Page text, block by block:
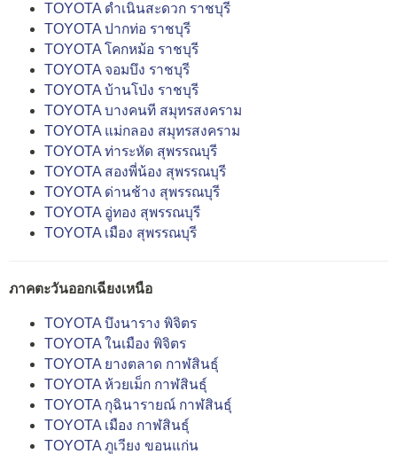
TOYOTA ดำเนินสะดวก ราชบุรี
TOYOTA ปากท่อ ราชบุรี
TOYOTA โคกหม้อ ราชบุรี
TOYOTA จอมบึง ราชบุรี
TOYOTA บ้านโป่ง ราชบุรี
TOYOTA บางคนที สมุทรสงคราม
TOYOTA แม่กลอง สมุทรสงคราม
TOYOTA ท่าระหัด สุพรรณบุรี
TOYOTA สองพี่น้อง สุพรรณบุรี
TOYOTA ด่านช้าง สุพรรณบุรี
TOYOTA อู่ทอง สุพรรณบุรี
TOYOTA เมือง สุพรรณบุรี
ภาคตะวันออกเฉียงเหนือ
TOYOTA บึงนาราง พิจิตร
TOYOTA ในเมือง พิจิตร
TOYOTA ยางตลาด กาฬสินธุ์
TOYOTA ห้วยเม็ก กาฬสินธุ์
TOYOTA กุฉินารายณ์ กาฬสินธุ์
TOYOTA เมือง กาฬสินธุ์
TOYOTA ภูเวียง ขอนแก่น